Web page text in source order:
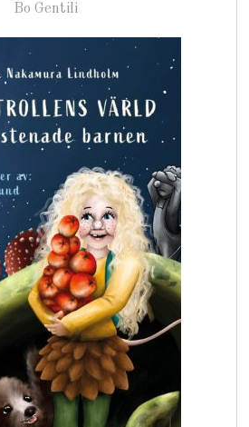
Bo Gentili